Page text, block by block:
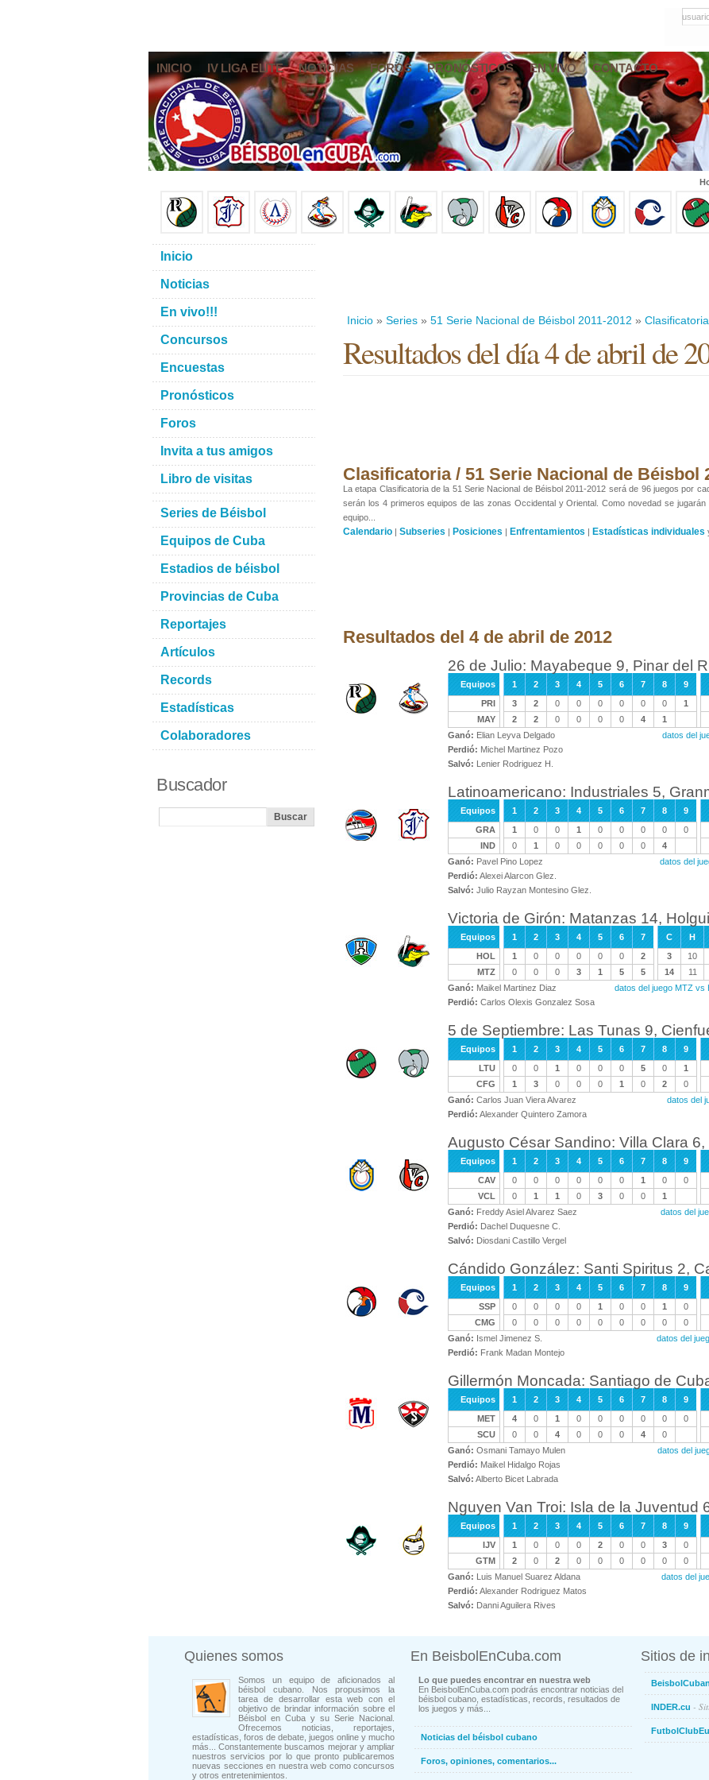
INICIO IV LIGA ELITE NOTICIAS FOROS PRONÓSTICOS EN VIVO CONTACTO
Inicio » Series » 51 Serie Nacional de Béisbol 2011-2012 » Clasificatoria
Resultados del día 4 de abril de
Clasificatoria / 51 Serie Nacional de Béisbol
La etapa Clasificatoria de la 51 Serie Nacional de Béisbol 2011-2012 será de 96 juegos por
serán los 4 primeros equipos de las zonas Occidental y Oriental. Como novedad se
equipo...
Calendario | Subseries | Posiciones | Enfrentamientos | Estadísticas individuales
Resultados del 4 de abril de 2012
26 de Julio: Mayabeque 9, Pinar del
Equipos 1 2 3 4 5 6 7 8 9
PRI
3 2 0 0 0 0 0 0 1
MAY
2 2 0 0 0 0 4 1
datos del
Ganó: Elian Leyva Delgado
Perdió: Michel Martinez Pozo
Salvó: Lenier Rodriguez H.
Latinoamericano: Industriales 5,
Equipos 1 2 3 4 5 6 7 8 9
GRA
1 0 0 1 0 0 0 0 0
IND
0 1 0 0 0 0 0 4
datos del
Ganó: Pavel Pino Lopez
Perdió: Alexei Alarcon Glez.
Salvó: Julio Rayzan Montesino Glez.
Victoria de Girón: Matanzas 14,
Equipos 1 2 3 4 5 6 7 C H
HOL
1 0 0 0 0 0 2 3 10
MTZ
0 0 0 3 1 5 5 14 11
datos del juego MTZ vs
Ganó: Maikel Martinez Diaz
Perdió: Carlos Olexis Gonzalez Sosa
5 de Septiembre: Las Tunas 9,
Equipos 1 2 3 4 5 6 7 8 9
LTU
0 0 1 0 0 0 5 0 1
CFG
1 3 0 0 0 1 0 2 0
datos del
Ganó: Carlos Juan Viera Alvarez
Perdió: Alexander Quintero Zamora
Augusto César Sandino: Villa Clara
Equipos 1 2 3 4 5 6 7 8 9
CAV
0 0 0 0 0 0 1 0 0
VCL
0 1 1 0 3 0 0 1
datos del
Ganó: Freddy Asiel Alvarez Saez
Perdió: Dachel Duquesne C.
Salvó: Diosdani Castillo Vergel
Cándido González: Santi Spiritus 2,
Equipos 1 2 3 4 5 6 7 8 9
SSP
0 0 0 0 1 0 0 1 0
CMG
0 0 0 0 0 0 0 0 0
datos del
Ganó: Ismel Jimenez S.
Perdió: Frank Madan Montejo
Gillermón Moncada: Santiago de
Equipos 1 2 3 4 5 6 7 8 9
MET
4 0 1 0 0 0 0 0 0
SCU
0 0 4 0 0 0 4 0
datos del
Ganó: Osmani Tamayo Mulen
Perdió: Maikel Hidalgo Rojas
Salvó: Alberto Bicet Labrada
Nguyen Van Troi: Isla de la Juventud
Equipos 1 2 3 4 5 6 7 8 9
IJV
1 0 0 0 2 0 0 3 0
GTM
2 0 2 0 0 0 0 0 0
datos del
Ganó: Luis Manuel Suarez Aldana
Perdió: Alexander Rodriguez Matos
Salvó: Danni Aguilera Rives
Inicio
Noticias
En vivo!!!
Concursos
Encuestas
Pronósticos
Foros
Invita a tus amigos
Libro de visitas
Series de Béisbol
Equipos de Cuba
Estadios de béisbol
Provincias de Cuba
Reportajes
Artículos
Records
Estadísticas
Colaboradores
Buscador
Quienes somos
Somos un equipo de aficionados al
béisbol cubano. Nos propusimos la
tarea de desarrollar esta web con el
objetivo de brindar información sobre el
Béisbol en Cuba y su Serie Nacional.
Ofrecemos noticias, reportajes,
estadísticas, foros de debate, juegos online y mucho
más... Constantemente buscamos mejorar y ampliar
nuestros servicios por lo que pronto publicaremos
nuevas secciones en nuestra web como concursos
y otros entretenimientos.
En BeisbolEnCuba.com
Lo que puedes encontrar en nuestra web
En BeisbolEnCuba.com podrás encontrar noticias del
béisbol cubano, estadísticas, records, resultados de
los juegos y más...
Noticias del béisbol cubano
Foros, opiniones, comentarios...
Sitios de
INDER.cu -